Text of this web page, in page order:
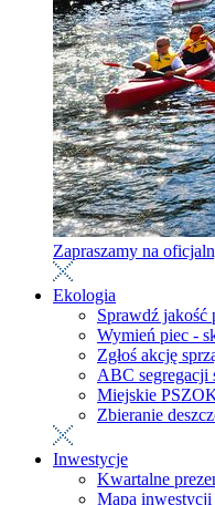
Zapraszamy na
Ekologia
Sprawdź jakość
Wymień piec -
Zgłoś akcję
ABC segregacji
Miejskie
Zbieranie
Inwestycje
Kwartalne
Mapa inwestycji